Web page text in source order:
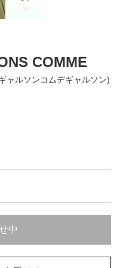
COMME
ャルソンコムデギャルソン)
中